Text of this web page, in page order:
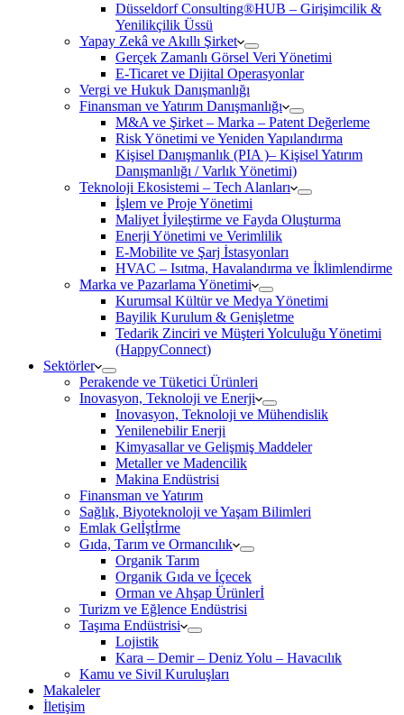
Düsseldorf Consulting®HUB – Girişimcilik &
Yenilikçilik Üssü
Yapay Zekâ ve Akıllı Şirket
Gerçek Zamanlı Görsel Veri Yönetimi
E-Ticaret ve Dijital Operasyonlar
Vergi ve Hukuk Danışmanlığı
Finansman ve Yatırım Danışmanlığı
M&A ve Şirket – Marka – Patent Değerleme
Risk Yönetimi ve Yeniden Yapılandırma
Kişisel Danışmanlık (PIA )– Kişisel Yatırım
Danışmanlığı / Varlık Yönetimi)
Teknoloji Ekosistemi – Tech Alanları
İşlem ve Proje Yönetimi
Maliyet İyileştirme ve Fayda Oluşturma
Enerji Yönetimi ve Verimlilik
E-Mobilite ve Şarj İstasyonları
HVAC – Isıtma, Havalandırma ve İklimlendirme
Marka ve Pazarlama Yönetimi
Kurumsal Kültür ve Medya Yönetimi
Bayilik Kurulum & Genişletme
Tedarik Zinciri ve Müşteri Yolculuğu Yönetimi
(HappyConnect)
Sektörler
Perakende ve Tüketici Ürünleri
Inovasyon, Teknoloji ve Enerji
Inovasyon, Teknoloji ve Mühendislik
Yenilenebilir Enerji
Kimyasallar ve Gelişmiş Maddeler
Metaller ve Madencilik
Makina Endüstrisi
Finansman ve Yatırım
Sağlık, Biyoteknoloji ve Yaşam Bilimleri
Emlak Gelİştİrme
Gıda, Tarım ve Ormancılık
Organik Tarım
Organik Gıda ve İçecek
Orman ve Ahşap Ürünlerİ
Turizm ve Eğlence Endüstrisi
Taşıma Endüstrisi
Lojistik
Kara – Demir – Deniz Yolu – Havacılık
Kamu ve Sivil Kuruluşları
Makaleler
İletişim